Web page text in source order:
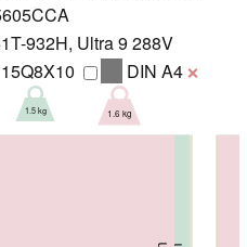
932H, Ultra 9 288V
DIN A4 ❌
1.5 kg 1.6 kg